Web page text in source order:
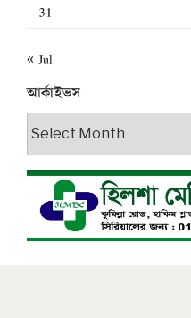
31
« Jul
আর্কাইভস
আর্কাইভস